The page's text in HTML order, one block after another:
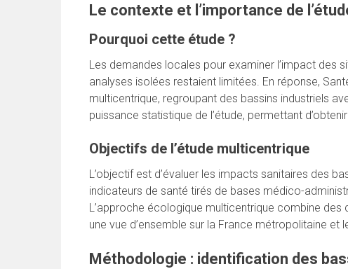
Le contexte et l’importance de
Pourquoi cette étude ?
Les demandes locales pour examiner l’impact des
analyses isolées restaient limitées. En réponse,
multicentrique, regroupant des bassins industriels
puissance statistique de l’étude, permettant
Objectifs de l’étude multicentrique
L’objectif est d’évaluer les impacts sanitaires des
indicateurs de santé tirés de bases médico-
L’approche écologique multicentrique combine
une vue d’ensemble sur la France métropolitaine et
Méthodologie : identification des